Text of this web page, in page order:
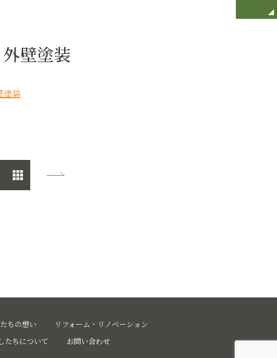
壁塗装
装
ちの想い
リフォーム・リノベーション
たちについて お問い合わせ